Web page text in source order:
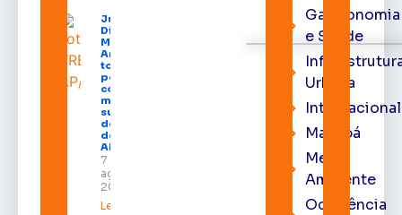
Juiz
Diego
Moura de
Araújo
toma
posse
como
membro
substituto
do Pleno
do TRE-
AP
7 de
agosto de
2026
Leia mais »
Gastronomia
e Saúde
Urbana
Internacional
Macapá
Meio
Ambiente
Ocorrência